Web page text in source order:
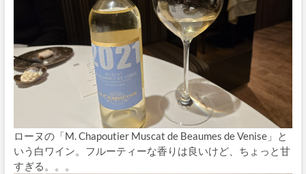
ローヌの「M. Chapoutier Muscat de Beaumes de Venise」と
いう白ワイン。フルーティーな香りは良いけど、ちょっと甘
すぎる。。。